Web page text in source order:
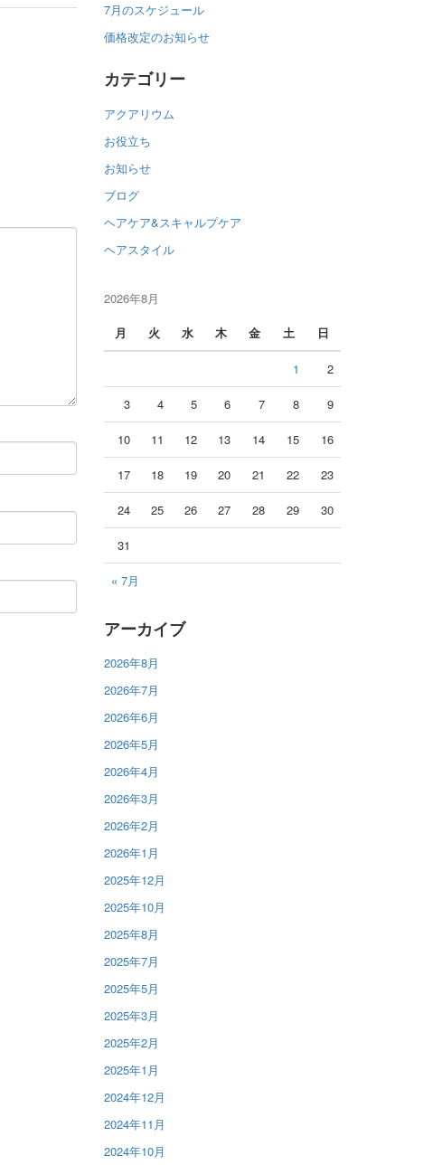
7月のスケジュール
価格改定のお知らせ
カテゴリー
アクアリウム
お役立ち
お知らせ
ブログ
ヘアケア&スキャルプケア
ヘアスタイル
2026年8月
月
火 水 木 金 土 日
« 7月
1 2
3 4 5 6 7 8 9
10 11 12 13 14 15 16
17 18 19 20 21 22 23
24 25 26 27 28 29 30
31
アーカイブ
2026年8月
2026年7月
2026年6月
2026年5月
2026年4月
2026年3月
2026年2月
2026年1月
2025年12月
2025年10月
2025年8月
2025年7月
2025年5月
2025年3月
2025年2月
2025年1月
2024年12月
2024年11月
2024年10月